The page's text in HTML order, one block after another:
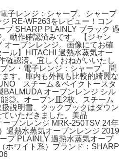
子レンジ：シャープ。シャープ
RE-WF263をレビュー！コン
プ SHARP PLAINLY ブラック 過
動作確認済みです。【ジャン
オーブンレンジ。画像にてお確
ル】HITACHI 過熱水蒸気オー
確認済。宜しくおねがいいたし
ン・電子レンジ：シャープ。問
す。庫内も外観も比較的綺麗な
スチーム＆ベイクトースタ
オーブンレンジ シル
◎。オーブン皿2枚、スチーム
説明書、クックブックはダウン
いただきました。美品
ブンレンジ MRK-250TSV 24年
過熱水蒸気オーブンレンジ 2019
プ PLAINLY 過熱水蒸気オーブ
ホワイト系）ブランド：SHARP